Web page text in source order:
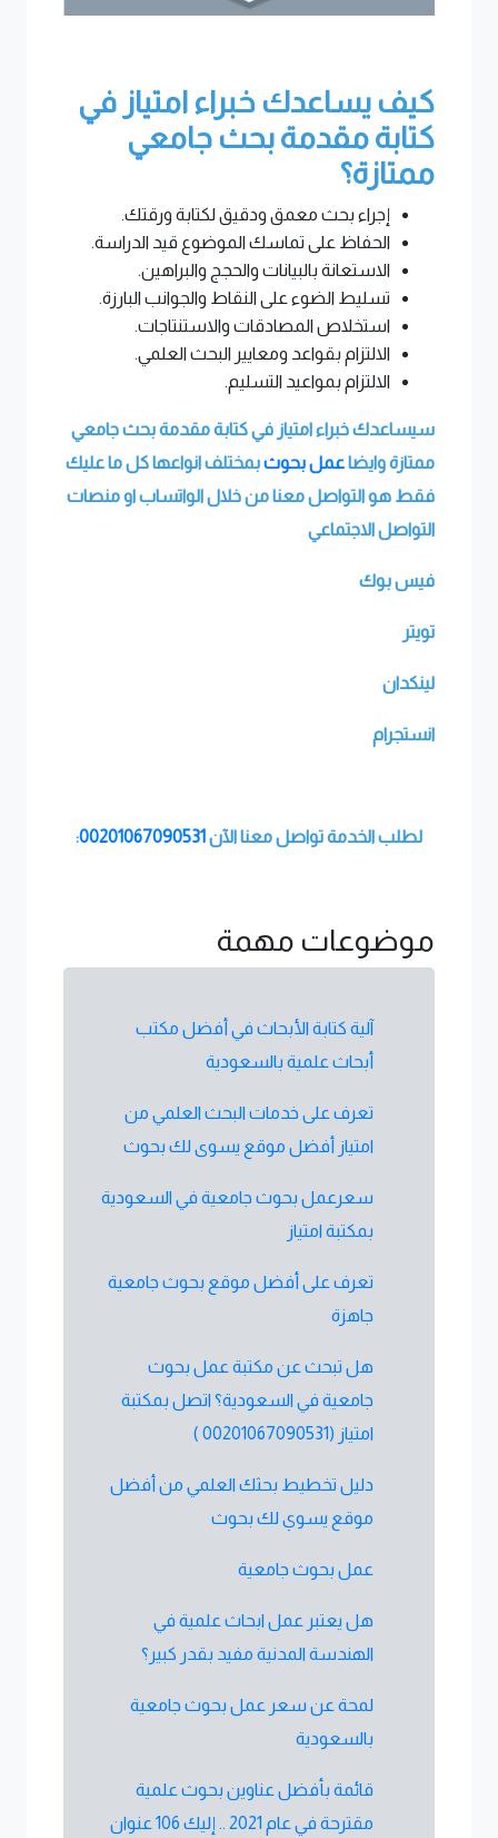
كيف يساعدك خبراء امتياز في
كتابة مقدمة بحث جامعي
ممتازة؟
إجراء بحث معمق ودقيق لكتابة ورقتك.
الحفاظ على تماسك الموضوع قيد الدراسة.
الاستعانة بالبيانات والحجج والبراهين.
تسليط الضوء على النقاط والجوانب البارزة.
استخلاص المصادقات والاستنتاجات.
الالتزام بقواعد ومعايير البحث العلمي.
الالتزام بمواعيد التسليم.
سيساعدك خبراء امتياز في كتابة مقدمة بحث جامعي
ممتازة وايضاعمل بحوثبمختلف انواعها كل ما عليك
فقط هو التواصل معنا من خلال الواتساب او منصات
التواصل الاجتماعي
فيس بوك
تويتر
لينكدان
انستجرام
لطلب الخدمة تواصل معنا الآن 00201067090531
:
موضوعات مهمة
آلية كتابة الأبحاث في أفضل مكتب
أبحاث علمية بالسعودية
تعرف على خدمات البحث العلمي من
امتياز أفضل موقع يسوى لك بحوث
سعرعمل بحوث جامعية في السعودية
بمكتبة امتياز
تعرف على أفضل موقع بحوث جامعية
جاهزة
هل تبحث عن مكتبة عمل بحوث
جامعية في السعودية؟ اتصل بمكتبة
امتياز (00201067090531 )
دليل تخطيط بحثك العلمي من أفضل
موقع يسوي لك بحوث
عمل بحوث جامعية
هل يعتبر عمل ابحاث علمية في
الهندسة المدنية مفيد بقدر كبير؟
لمحة عن سعر عمل بحوث جامعية
بالسعودية
قائمة بأفضل عناوين بحوث علمية
مقترحة في عام 2021 .. إليك 106 عنوان